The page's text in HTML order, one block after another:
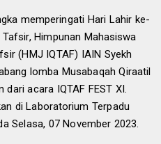
memperingati Hari Lahir ke-
Himpunan Mahasiswa
(HMJ IQTAF) IAIN Syekh
lomba Musabaqah Qiraatil
dari acara IQTAF FEST XI.
di Laboratorium Terpadu
Selasa, 07 November 2023.